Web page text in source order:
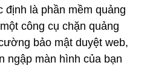
định là phần mềm quảng
công cụ chặn quảng
bảo mật duyệt web,
ngập màn hình của bạn